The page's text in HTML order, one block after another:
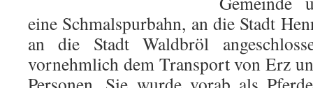
eine Schmalspurbahn, an die Stadt
an die Stadt Waldbröl
vornehmlich dem Transport von Erz